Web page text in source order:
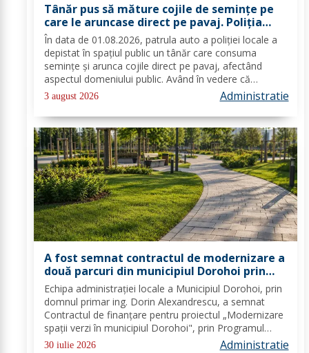
Tânăr pus să măture cojile de seminţe pe
care le aruncase direct pe pavaj. Poliţia
Locală Dorohoi: Respectul față de spațiul
comun trebuie să fie o prioritate pentru
fiecare dintre noi”
În data de 01.08.2026, patrula auto a poliției locale a
depistat în spațiul public un tânăr care consuma
semințe și arunca cojile direct pe pavaj, afectând
aspectul domeniului public. Având în vedere că
prioritatea Poliției Locale este prevenția și educarea
spiritului civic, polițiștii l-au...
3 august 2026 Administratie
A fost semnat contractul de modernizare a
două parcuri din municipiul Dorohoi prin
fonduri europene
Echipa administrației locale a Municipiul Dorohoi, prin
domnul primar ing. Dorin Alexandrescu, a semnat
Contractul de finanțare pentru proiectul „Modernizare
spații verzi în municipiul Dorohoi", prin Programul
Regional 2021–2027 - Prioritatea de investiții 3. Nord-
30 iulie 2026 Administratie